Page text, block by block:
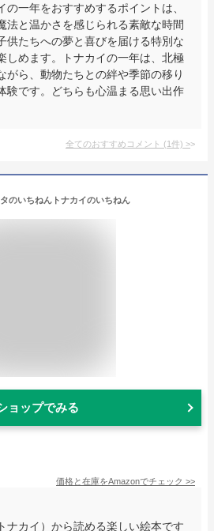
一年をおすすめするポイントは、
法と温かさを感じられる素敵な時間
供たちへの夢と喜びを届ける特別な
しめます。トナカイの一年は、北極
がら、動物たちとの絆や季節の移り
験です。どちらも心温まる思い出作
全てのおすすめコメント (1件) >
のいちねんトナカイのいちねん
ョップでみる
価格と在庫をAmazonでチェック >>
ナカイ）から読める楽しい絵本です